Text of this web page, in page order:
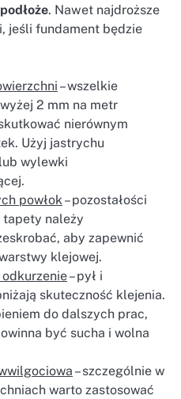
podłoże. Nawet najdroższe
jeśli fundament będzie
– wszelkie
2 mm na metr
nierównym
Użyj jastrychu
wylewki
powłok– pozostałości
należy
aby zapewnić
klejowej.
– pył i
skuteczność klejenia.
do dalszych prac,
być sucha i wolna
– szczególnie w
warto zastosować